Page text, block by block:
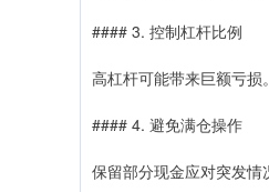
#### 3. 控制杠杆比例
高杠杆可能带来巨额亏损
#### 4. 避免满仓操作
保留部分现金应对突发情